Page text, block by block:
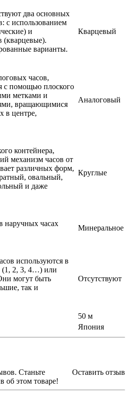
два основных
с использованием
и
(кварцевые).
варианты.
Кварцевый
часов,
с помощью плоского
метками и
вращающимися
в центре,
Аналоговый
контейнера,
механизм часов от
различных форм,
овальный,
и даже
Круглые
наручных часах
Минеральное
используются в
(1, 2, 3, 4…) или
могут быть
так и
Отсутствуют
50 м
Япония
Оставить отзыв
Станьте
об этом товаре!